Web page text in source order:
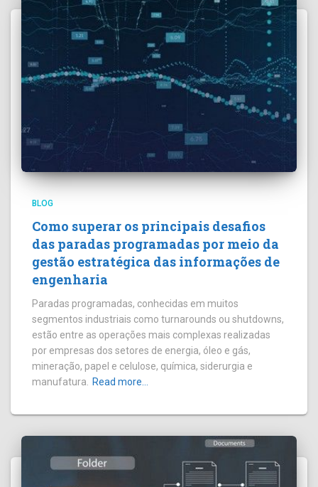
BLOG
Como superar os principais desafios
das paradas programadas por meio da
gestão estratégica das informações de
engenharia
Paradas programadas, conhecidas em muitos
segmentos industriais como turnarounds ou shutdowns,
estão entre as operações mais complexas realizadas
por empresas dos setores de energia, óleo e gás,
mineração, papel e celulose, química, siderurgia e
manufatura.
Read more…